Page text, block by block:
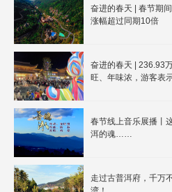
奋进的春天 | 春节期
涨幅超过同期10倍
奋进的春天 | 236.93
旺、年味浓，游客表
春节线上音乐展播丨
洱的魂……
走过古普洱府，千万